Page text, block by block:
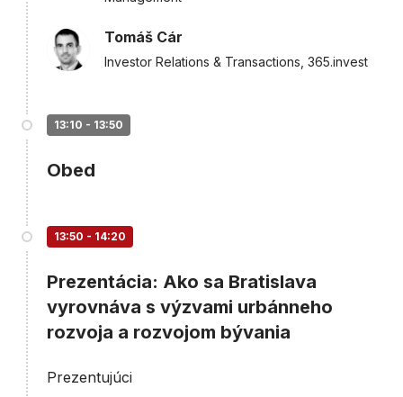
Tomáš Cár
Investor Relations & Transactions, 365.invest
13:10 - 13:50
Obed
13:50 - 14:20
Prezentácia: Ako sa Bratislava
vyrovnáva s výzvami urbánneho
rozvoja a rozvojom bývania
Prezentujúci